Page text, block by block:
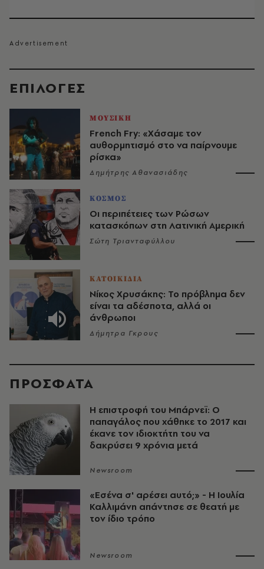
EΠΙΛΟΓΈΣ
ΜΟΥΣΙΚΗ
French Fry: «Χάσαμε τον
αυθορμητισμό στο να παίρνουμε
ρίσκα»
Δημήτρης Αθανασιάδης
ΚΟΣΜΟΣ
Οι περιπέτειες των Ρώσων
κατασκόπων στη Λατινική Αμερική
Σώτη Τριανταφύλλου
ΚΑΤΟΙΚΙΔΙΑ
Νίκος Χρυσάκης: Το πρόβλημα δεν
είναι τα αδέσποτα, αλλά οι
άνθρωποι
Δήμητρα Γκρους
ΠΡΟΣΦΑΤΑ
Η επιστροφή του Μπάρνεϊ: Ο
παπαγάλος που χάθηκε το 2017 και
έκανε τον ιδιοκτήτη του να
δακρύσει 9 χρόνια μετά
Newsroom
«Εσένα σ' αρέσει αυτό;» - Η Ιουλία
Καλλιμάνη απάντησε σε θεατή με
τον ίδιο τρόπο
Newsroom